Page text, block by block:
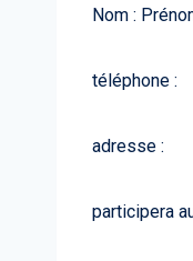
Nom :
adresse :
participera